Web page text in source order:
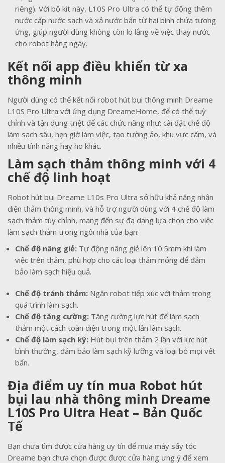
riêng). Với bộ kit này, L10S Pro Ultra có thể tự động thêm
nước cấp nước sạch và xả nước bẩn từ hai bình chứa tương
ứng, giúp người dùng không còn lo lắng về việc thay nước
cho robot hằng ngày.
Kết nối app điều khiển từ xa
thông minh
Người dùng có thể kết nối robot hút bụi thông minh Dreame
L10S Pro Ultra với ứng dụng DreameHome, để có thể tuỳ
chỉnh và tận dụng triệt để các chức năng như: cài đặt chế độ
làm sạch sâu, hẹn giờ làm việc, tạo tường ảo, khu vực cấm, và
nhiều tính năng hay ho khác.
Làm sạch thảm thông minh với 4
chế độ linh hoạt
Robot hút bụi Dreame L10s Pro Ultra sở hữu khả năng nhận
diện thảm thông minh, và hỗ trợ người dùng với 4 chế độ làm
sạch thảm tùy chỉnh, mang đến sự đa dạng lựa chọn cho việc
làm sạch thảm trong ngôi nhà của bạn:
Chế độ nâng giẻ: Tự động nâng giẻ lên 10.5mm khi làm
việc trên thảm, phù hợp cho các loại thảm mỏng để đảm
bảo làm sạch hiệu quả.
Chế độ tránh thảm: Ngăn robot tiếp xúc với thảm trong
quá trình làm sạch.
Chế độ tăng cường: Tăng cường lực hút để làm sạch
thảm một cách toàn diện trong một lần làm sạch.
Chế độ làm sạch kỹ: Hút bụi trên thảm 2 lần với lực hút
bình thường, đảm bảo làm sạch kỹ lưỡng và loại bỏ mọi vết
bẩn.
Địa điểm uy tín mua Robot hút
bụi lau nhà thông minh Dreame
L10S Pro Ultra Heat – Bản Quốc
Tế
Bạn chưa tìm được cửa hàng uy tín để mua máy sấy tóc
Dreame bạn chưa chọn được được cửa hàng ưng ý để xem